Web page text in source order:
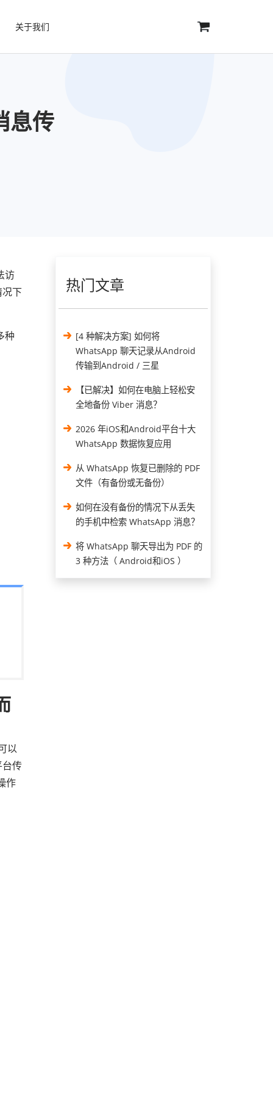
关于我们
息传
访
下
种
以
传
作
热门文章
[4 种解决方案] 如何将
WhatsApp 聊天记录从Android
传输到Android / 三星
【已解决】如何在电脑上轻松安
全地备份 Viber 消息？
2026 年iOS和Android平台十大
WhatsApp 数据恢复应用
从 WhatsApp 恢复已删除的 PDF
文件（有备份或无备份）
如何在没有备份的情况下从丢失
的手机中检索 WhatsApp 消息？
将 WhatsApp 聊天导出为 PDF 的
3 种方法（ Android和iOS ）